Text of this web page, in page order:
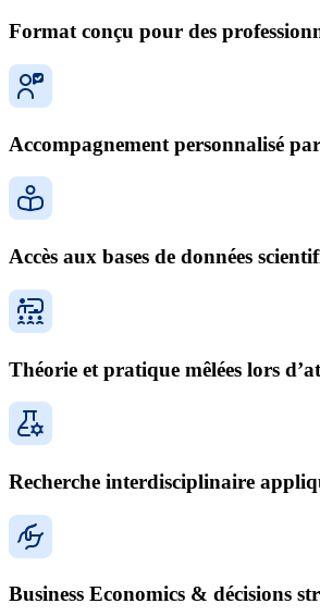
Format conçu pour des
Accompagnement personnalisé
Accès aux bases de données
Théorie et pratique mêlées lors
Recherche interdisciplinaire
Business Economics & décisions